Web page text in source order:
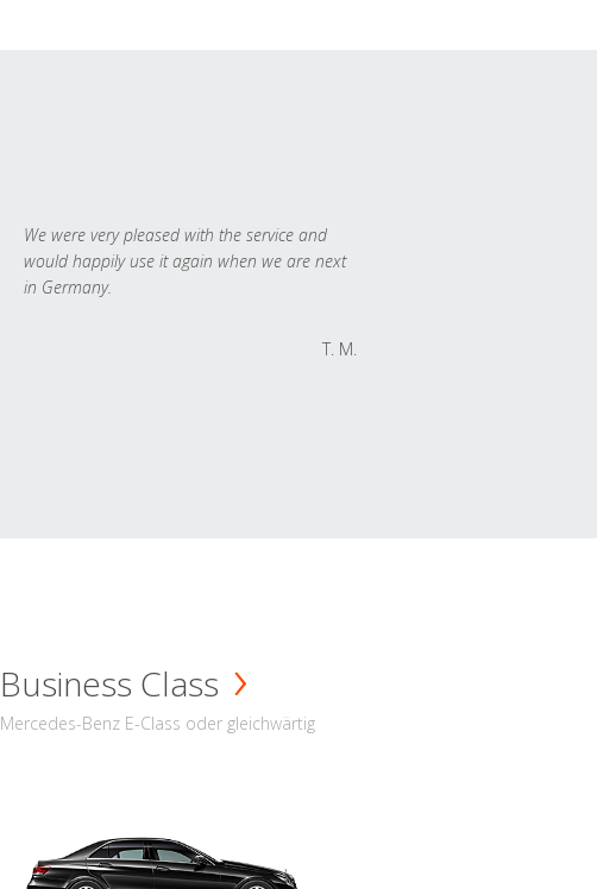
We were very pleased with the service and
would happily use it again when we are next
in Germany.
T. M.
Business Class
Mercedes-Benz E-Class oder gleichwärtig